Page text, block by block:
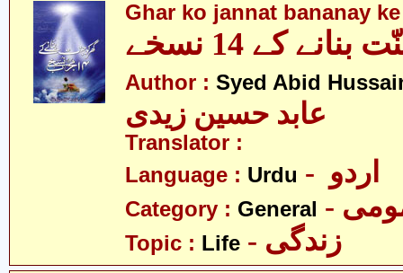
Ghar ko jannat bananay
کے 14 نسخے
Author : Syed Abid
عابد حسین زیدی
Translator :
Language : Urdu
Category : General
Topic : Life